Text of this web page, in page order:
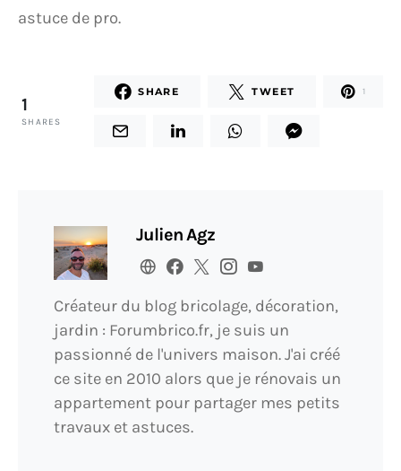
astuce de pro.
1
SHARES
SHARE TWEET 1
Julien Agz
Créateur du blog bricolage, décoration,
jardin : Forumbrico.fr, je suis un
passionné de l'univers maison. J'ai créé
ce site en 2010 alors que je rénovais un
appartement pour partager mes petits
travaux et astuces.